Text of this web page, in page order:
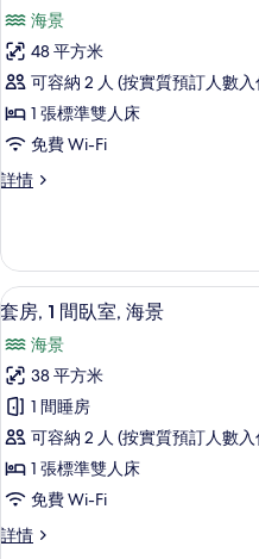
片
所
有
普
通
套
房,
景
(Superior)
的
相
片
海景
48 平方米
可容納 2 人 (按實質預訂人數入
1 張標準雙人床
免費 Wi-Fi
詳情
普
海
景
(Superior)
情
載
入
所
有
套
房,
1
間
臥
4
套房, 1 間臥室, 海景
海景
38 平方米
1 間睡房
可容納 2 人 (按實質預訂人數入
1 張標準雙人床
免費 Wi-Fi
詳情
套